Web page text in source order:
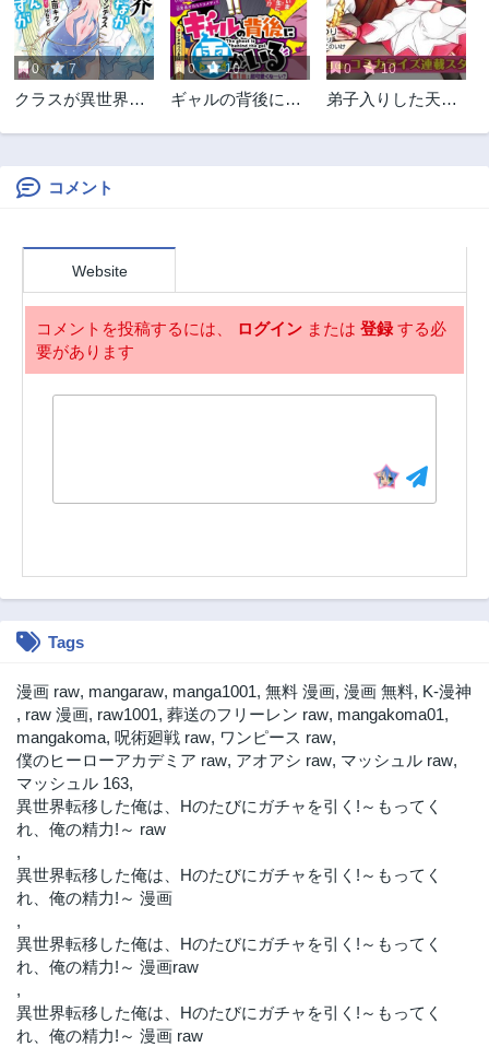
第5話
3ヶ月前
第4話
3ヶ月前
第3話
3ヶ月前
第2話
3ヶ月前
第1話
0 7
クラスが異世界召
0 10
ギャルの背後に霊
0 10
弟子入りした天才
どうしたらいい?
コメント
Website
コメントを投稿するには、 ログイン または 登録する必
要があります
Tags
漫画 raw, mangaraw, manga1001, 無料 漫画, 漫画 無料, K-漫神
, raw 漫画, raw1001, 葬送のフリーレン raw, mangakoma01,
mangakoma, 呪術廻戦 raw, ワンピース raw,
僕のヒーローアカデミア raw, アオアシ raw, マッシュル raw,
マッシュル 163,
異世界転移した俺は、Hのたびにガチャを引く!～もってく
れ、俺の精力!～ raw
,
異世界転移した俺は、Hのたびにガチャを引く!～もってく
れ、俺の精力!～ 漫画
,
異世界転移した俺は、Hのたびにガチャを引く!～もってく
れ、俺の精力!～ 漫画raw
,
異世界転移した俺は、Hのたびにガチャを引く!～もってく
れ、俺の精力!～ 漫画 raw